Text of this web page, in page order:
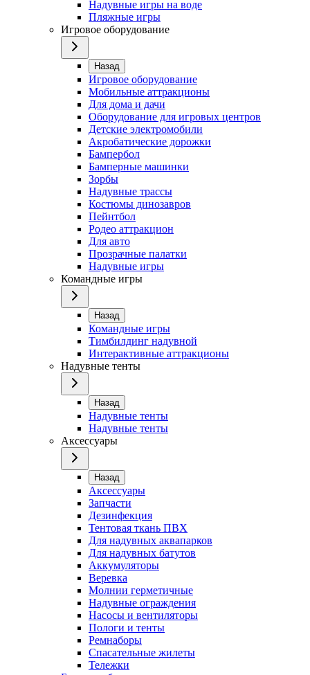
Надувные игры на воде
Пляжные игры
Игровое оборудование
Назад
Игровое оборудование
Мобильные аттракционы
Для дома и дачи
Оборудование для игровых центров
Детские электромобили
Акробатические дорожки
Бампербол
Бамперные машинки
Зорбы
Надувные трассы
Костюмы динозавров
Пейнтбол
Родео аттракцион
Для авто
Прозрачные палатки
Надувные игры
Командные игры
Назад
Командные игры
Тимбилдинг надувной
Интерактивные аттракционы
Надувные тенты
Назад
Надувные тенты
Надувные тенты
Аксессуары
Назад
Аксессуары
Запчасти
Дезинфекция
Тентовая ткань ПВХ
Для надувных аквапарков
Для надувных батутов
Аккумуляторы
Веревка
Молнии герметичные
Надувные ограждения
Насосы и вентиляторы
Пологи и тенты
Ремнаборы
Спасательные жилеты
Тележки